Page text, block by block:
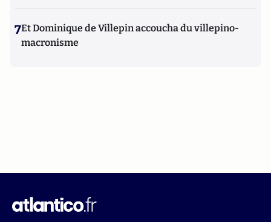
7Et Dominique de Villepin accoucha du villepino-
macronisme